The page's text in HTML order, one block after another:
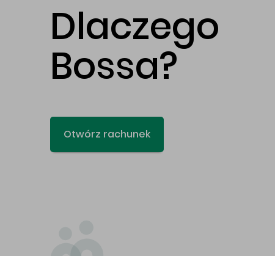
Dlaczego
Bossa?
Otwórz rachunek